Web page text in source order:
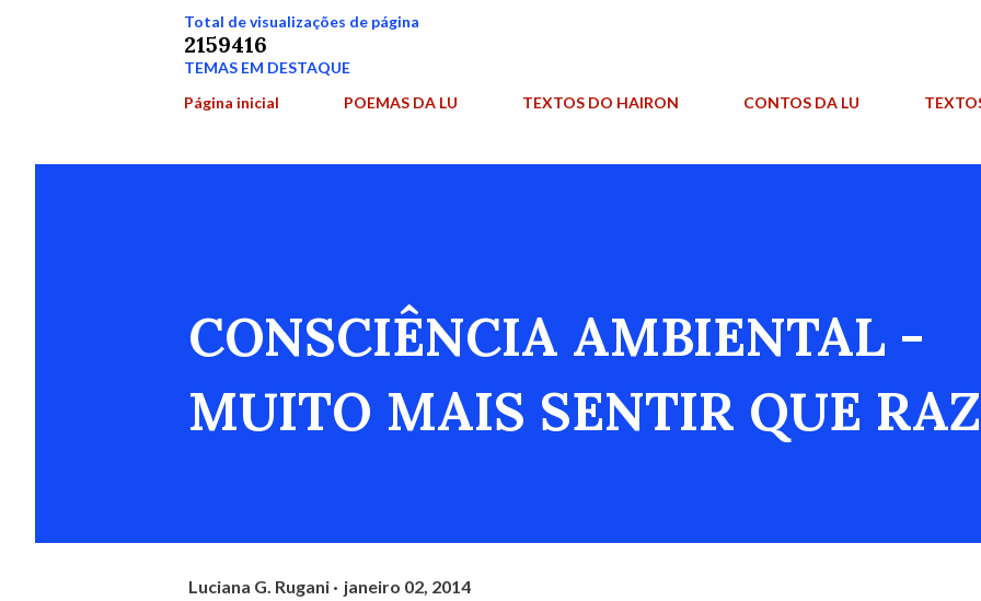
Total de visualizações de página
2159416
TEMAS EM DESTAQUE
Página inicial
POEMAS DA LU TEXTOS DO HAIRON CONTOS DA LU
CONSCIÊNCIA AMBIENTAL -
MUITO MAIS SENTIR QUE
Luciana G. Rugani janeiro 02, 2014